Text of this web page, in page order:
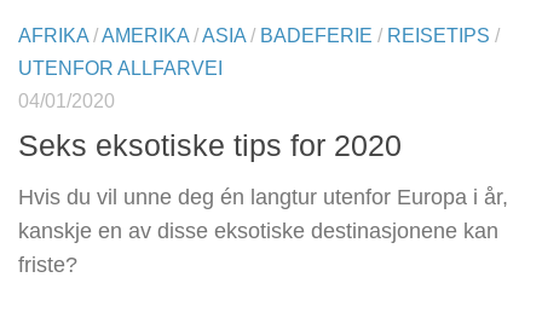
AFRIKA /AMERIKA /ASIA / BADEFERIE / REISETIPS /
UTENFOR ALLFARVEI
04/01/2020
Seks eksotiske tips for 2020
Hvis du vil unne deg én langtur utenfor Europa i år,
kanskje en av disse eksotiske destinasjonene kan
friste?